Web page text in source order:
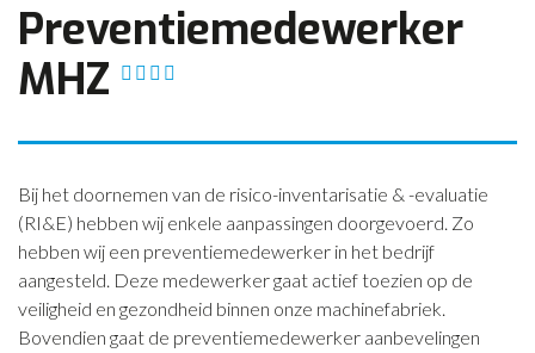
DISCIPLINES
PRODUCTEN
MACHINEVERHUUR
GALERIJ
OVER MHZ
REFERENTIES
VACATURES
Preventiemedewerker
MHZ
Bij het doornemen van de risico-inventarisatie & -evaluatie
(RI&E) hebben wij enkele aanpassingen doorgevoerd. Zo
hebben wij een preventiemedewerker in het bedrijf
aangesteld. Deze medewerker gaat actief toezien op de
veiligheid en gezondheid binnen onze machinefabriek.
Bovendien gaat de preventiemedewerker aanbevelingen